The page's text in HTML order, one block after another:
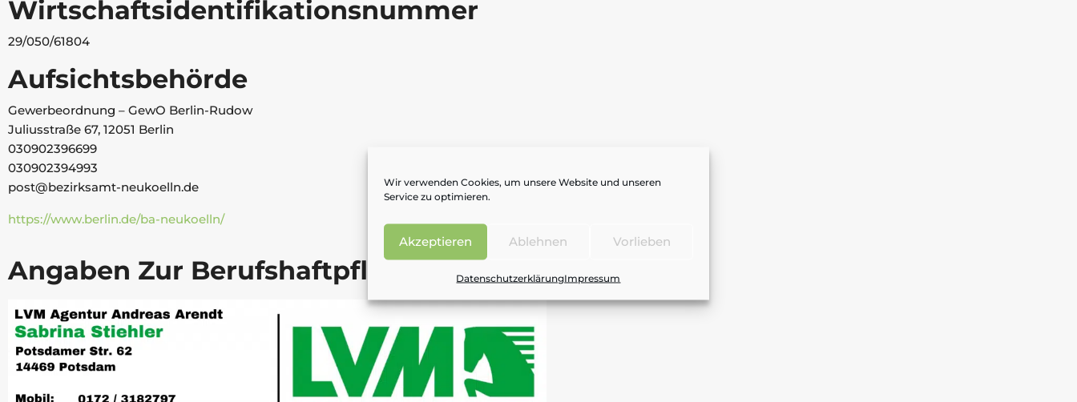
Wir verwenden Cookies, um unsere Website und unseren
Service zu optimieren.
Akzeptieren Ablehnen Vorlieben
DatenschutzerklärungImpressum
Wirtschafts­identifikations­nummer
29/050/61804
Aufsichtsbehörde
Gewerbeordnung – GewO Berlin-Rudow
Juliusstraße 67, 12051 Berlin
030902396699
030902394993
post@bezirksamt-neukoelln.de
https://www.berlin.de/ba-neukoelln/
Angaben Zur Berufs­haftpflicht­versicherung